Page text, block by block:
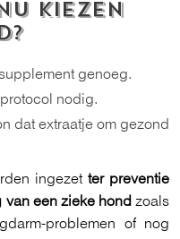
KIEZEN
genoeg.
nodig.
dat extraatje om gezond
ingezet ter preventie
een zieke hond zoals
problemen of nog